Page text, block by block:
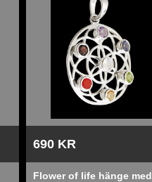
690 KR
Flower of life hänge med